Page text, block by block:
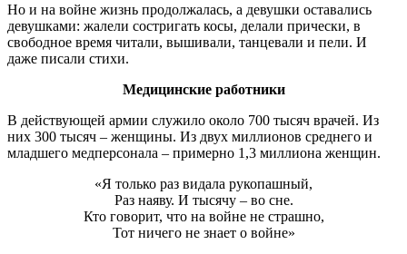
Но и на войне жизнь продолжалась, а девушки оставались
девушками: жалели состригать косы, делали прически, в
свободное время читали, вышивали, танцевали и пели. И
даже писали стихи.
Медицинские работники
В действующей армии служило около 700 тысяч врачей. Из
них 300 тысяч – женщины. Из двух миллионов среднего и
младшего медперсонала – примерно 1,3 миллиона женщин.
«Я только раз видала рукопашный,
Раз наяву. И тысячу – во сне.
Кто говорит, что на войне не страшно,
Тот ничего не знает о войне»